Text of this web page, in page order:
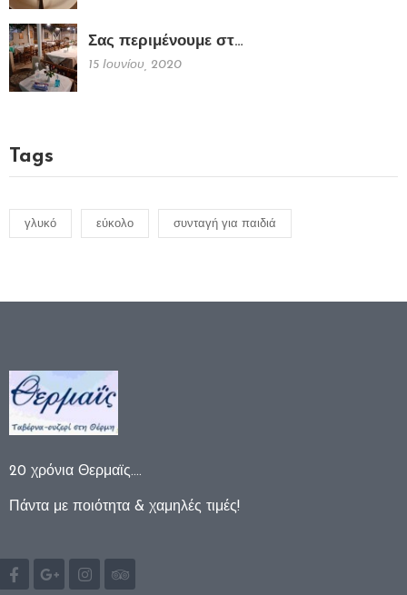
Σας περιμένουμε στ…
15 Ιουνίου, 2020
Tags
γλυκό εύκολο συνταγή για παιδιά
20 χρόνια Θερμαϊς….
Πάντα με ποιότητα & χαμηλές τιμές!